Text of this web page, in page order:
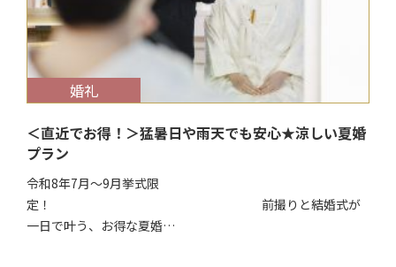
$target_date
婚礼
＜直近でお得！＞猛暑日や雨天でも安心★涼しい夏婚
プラン
令和8年7月～9月挙式限
定！ 前撮りと結婚式が
一日で叶う、お得な夏婚…